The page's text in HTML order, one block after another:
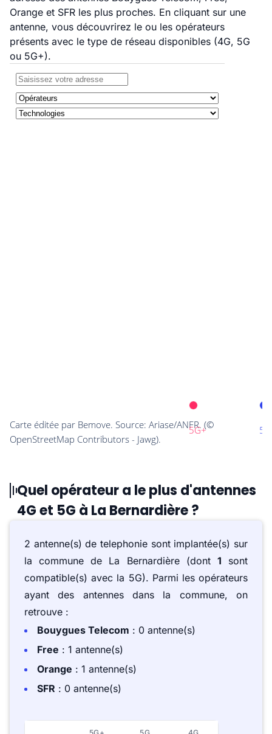
Orange et SFR les plus proches. En cliquant sur une
antenne, vous découvrirez le ou les opérateurs
présents avec le type de réseau disponibles (4G, 5G
ou 5G+).
Quel opérateur a le plus d'antennes
4G et 5G à La Bernardière ?
2 antenne(s) de telephonie sont implantée(s) sur
la commune de La Bernardière (dont 1 sont
compatible(s) avec la 5G). Parmi les opérateurs
ayant des antennes dans la commune, on
retrouve :
Bouygues Telecom : 0 antenne(s)
Free : 1 antenne(s)
Orange : 1 antenne(s)
SFR : 0 antenne(s)